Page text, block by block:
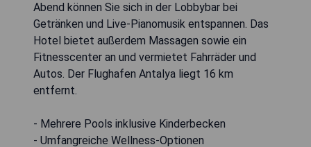
Abend können Sie sich in der Lobbybar bei
Getränken und Live-Pianomusik entspannen. Das
Hotel bietet außerdem Massagen sowie ein
Fitnesscenter an und vermietet Fahrräder und
Autos. Der Flughafen Antalya liegt 16 km
entfernt.
- Mehrere Pools inklusive Kinderbecken
- Umfangreiche Wellness-Optionen